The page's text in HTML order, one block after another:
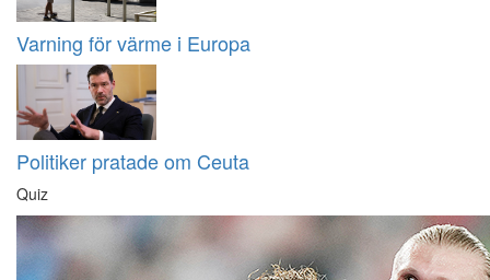
Varning för värme i Europa
Politiker pratade om Ceuta
Quiz